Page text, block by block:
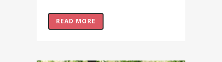
READ MORE